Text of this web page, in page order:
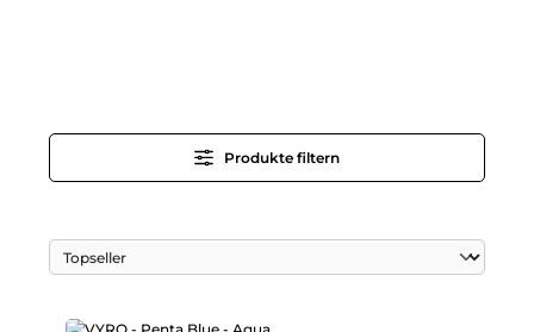
Produkte filtern